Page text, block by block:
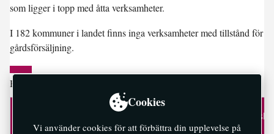
som ligger i topp med åtta verksamheter.
I 182 kommuner i landet finns inga verksamheter med tillstånd för
gårdsförsäljning.
Här är alla gårdsförsäljningsställen i Stockholms län
Cookies
Vi använder cookies för att förbättra din upplevelse på